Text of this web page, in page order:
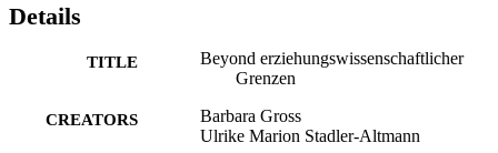
Details
TITLE
Beyond erziehungswissenschaftlicher
Grenzen
CREATORS
Barbara Gross
Ulrike Marion Stadler-Altmann